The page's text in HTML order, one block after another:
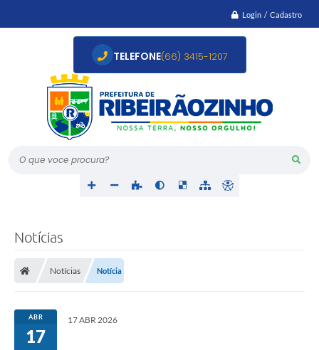
Login / Cadastro
O que voce procura?
TELEFONE(66) 3415-1207
Notícias
Notícias Notícia
ABR
17
17 ABR 2026